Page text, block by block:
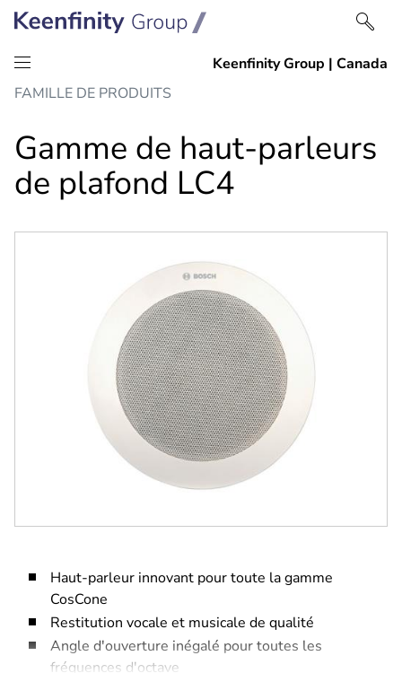
Passer
contenu
Passer
navigation
FAMILLE DE PRODUITS
Gamme de haut-parleurs
de plafond LC4
Haut-parleur innovant pour toute la gamme
CosCone
Restitution vocale et musicale de qualité
Angle d'ouverture inégalé pour toutes les
fréquences d'octave